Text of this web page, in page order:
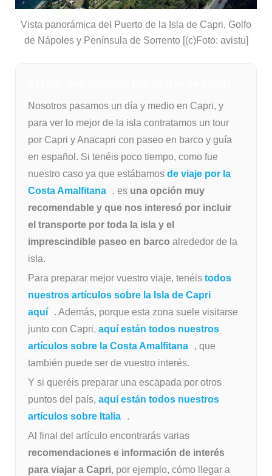
Vista panorámica del Puerto de la Isla de Capri, Golfo
de Nápoles y Península de Sorrento [(c)Foto: avistu]
Nosotros pasamos un día y medio en Capri, y
para ver lo mejor de la isla contratamos un tour
por Capri y Anacapri con paseo en barco y guía
en español. Si tenéis poco tiempo, como fue
nuestro caso ya que estábamos de viaje por la
Costa Amalfitana
, es una opción muy
recomendable y que nos interesó por incluir
el transporte por toda la isla y el
imprescindible paseo en barco alrededor de la
isla.
Para preparar mejor vuestro viaje, tenéis todos
nuestros artículos sobre la Isla de Capri
aquí
. Además, porque esta zona suele visitarse
junto con Capri, aquí están todos nuestros
artículos sobre la Costa Amalfitana
, que
también puede ser de vuestro interés.
Y si queréis preparar una escapada por otros
puntos del país, aquí están todos nuestros
artículos sobre Italia
.
Al final del artículo encontrarás varias
recomendaciones e información de interés
para viajar a Capri, por ejemplo, cómo llegar a